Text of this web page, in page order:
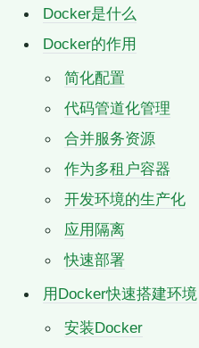
Docker是什么
Docker的作用
简化配置
代码管道化管理
合并服务资源
作为多租户容器
开发环境的生产化
应用隔离
快速部署
用Docker快速搭建环境
安装Docker